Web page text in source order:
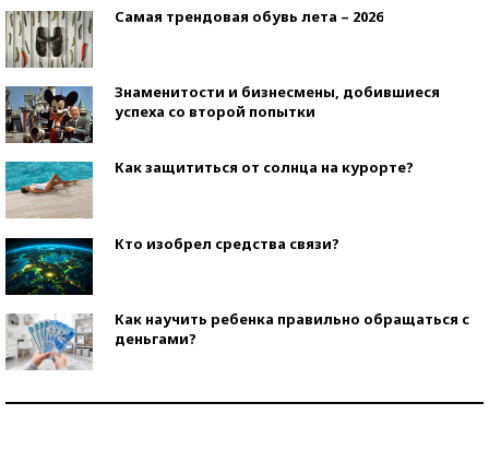
Самая трендовая обувь лета – 2026
Знаменитости и бизнесмены, добившиеся
успеха со второй попытки
Как защититься от солнца на курорте?
Кто изобрел средства связи?
Как научить ребенка правильно обращаться с
деньгами?